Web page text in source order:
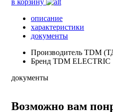
описание
характеристики
документы
Производитель TDM
Бренд TDM ELECTRIC
документы
Возможно вам